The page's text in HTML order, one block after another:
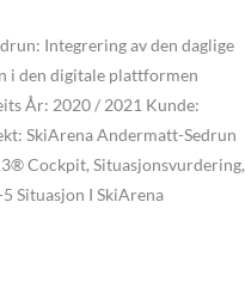
Integrering av den daglige
i den digitale plattformen
År: 2020 / 2021 Kunde:
SkiArena Andermatt-Sedrun
Cockpit, Situasjonsvurdering,
Situasjon I SkiArena